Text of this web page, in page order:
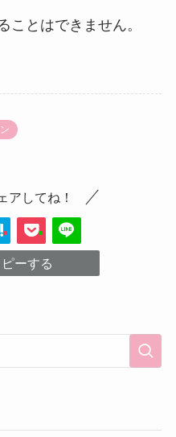
ことはできません。
アしてね！
ーする